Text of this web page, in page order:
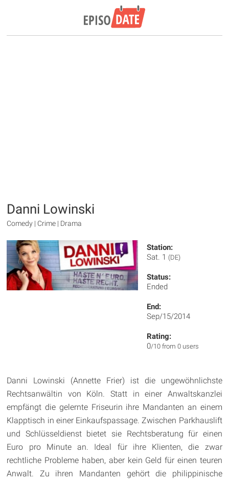
Danni Lowinski
Comedy | Crime | Drama
Station:
Sat. 1 (DE)
Status:
Ended
End:
Sep/15/2014
Rating:
0/10 from 0 users
Danni Lowinski (Annette Frier) ist die ungewöhnlichste
Rechtsanwältin von Köln. Statt in einer Anwaltskanzlei
empfängt die gelernte Friseurin ihre Mandanten an einem
Klapptisch in einer Einkaufspassage. Zwischen Parkhauslift
und Schlüsseldienst bietet sie Rechtsberatung für einen
Euro pro Minute an. Ideal für ihre Klienten, die zwar
rechtliche Probleme haben, aber kein Geld für einen teuren
Anwalt. Zu ihren Mandanten gehört die philippinische